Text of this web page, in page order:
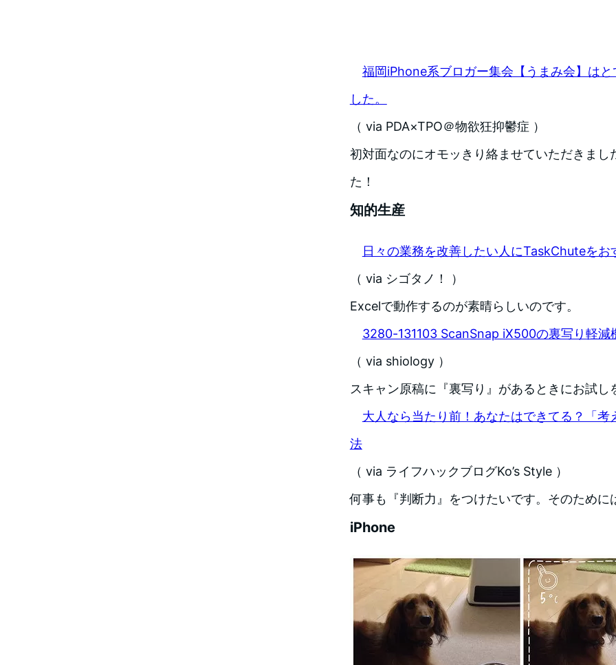
福岡iPhone系ブロガー集会【うまみ会】は
した。
（ via PDA×TPO＠物欲狂抑鬱症 ）
初対面なのにオモッきり絡ませていただきまし
た！
知的生産
日々の業務を改善したい人にTaskChuteをお
（ via シゴタノ！ ）
Excelで動作するのが素晴らしいのです。
3280-131103 ScanSnap iX500の裏写り軽減
（ via shiology ）
スキャン原稿に『裏写り』があるときにお試し
大人なら当たり前！あなたはできてる？「
法
（ via ライフハックブログKo’s Style ）
何事も『判断力』をつけたいです。そのために
iPhone